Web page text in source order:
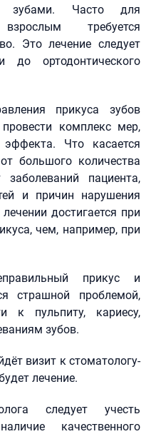
зубами. Часто для
требуется
Это лечение следует
ортодонтического
прикуса зубов
комплекс мер,
Что касается
большого количества
пациента,
и причин нарушения
достигается при
чем, например, при
прикус и
страшной проблемой,
к пульпиту, кариесу,
зубов.
визит к стоматологу-
лечение.
следует учесть
качественного